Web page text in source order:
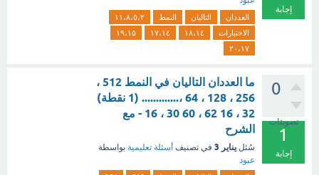
إجابة
العددان التاليان النمط
١١،٨،٥،٢
الاختيارات
١٨،١٤ ١٧،١٤
١٩،١٥
٢٠،١٧
0
تصويتات
1
إجابة
ما العددان التاليان في النمط 512 ،
256 ، 128 ، 64 ،............. (1 نقطة)
32 ، 16 62 ، 60 30 ، 16 - مع
الشرح
سُئل يناير 3 في تصنيف أسئلة تعليمية بواسطة
عبود